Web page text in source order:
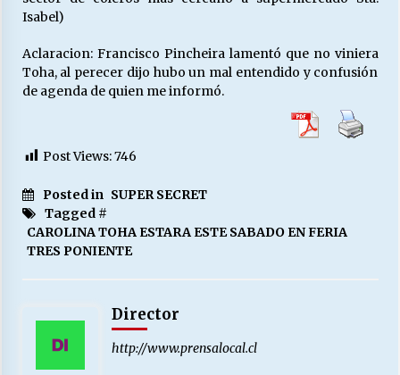
Isabel)
Aclaracion: Francisco Pincheira lamentó que no viniera
Toha, al perecer dijo hubo un mal entendido y confusión
de agenda de quien me informó.
Post Views:746
Posted in SUPER SECRET
Tagged #
CAROLINA TOHA ESTARA ESTE SABADO EN FERIA
TRES PONIENTE
Director
http://www.prensalocal.cl